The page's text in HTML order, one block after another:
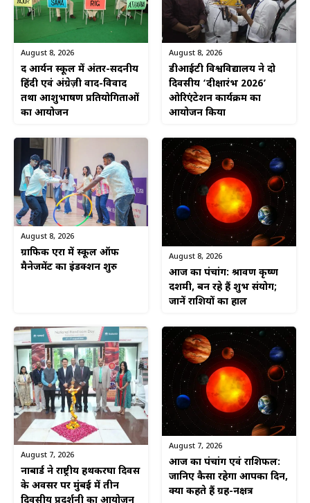
August 8, 2026
द आर्यन स्कूल में अंतर-सदनीय
हिंदी एवं अंग्रेज़ी वाद-विवाद
तथा आशुभाषण प्रतियोगिताओं
का आयोजन
August 8, 2026
डीआईटी विश्वविद्यालय ने दो
दिवसीय ‘दीक्षारंभ 2026’
ओरिएंटेशन कार्यक्रम का
आयोजन किया
August 8, 2026
ग्राफिक एरा में स्कूल ऑफ
मैनेजमेंट का इंडक्शन शुरु
August 8, 2026
आज का पंचांग: श्रावण कृष्ण
दशमी, बन रहे हैं शुभ संयोग;
जानें राशियों का हाल
August 7, 2026
नाबार्ड ने राष्ट्रीय हथकरघा दिवस
के अवसर पर मुंबई में तीन
August 7, 2026
आज का पंचांग एवं राशिफल:
जानिए कैसा रहेगा आपका दिन,
क्या कहते हैं ग्रह-नक्षत्र